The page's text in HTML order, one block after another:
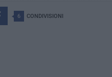
6 CONDIVISIONI